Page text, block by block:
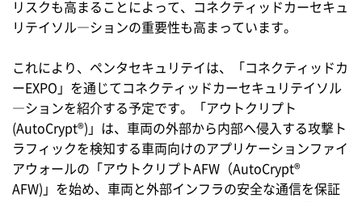
リスクも高まることによって、コネクティッドカーセキュ
リテイソル―ションの重要性も高まっています。
これにより、ペンタセキュリテイは、「コネクティッドカ
ーEXPO」を通じてコネクティッドカーセキュリテイソル
―ションを紹介する予定です。「アウトクリプト
(AutoCrypt®)」は、車両の外部から内部へ侵入する攻撃ト
ラフィックを検知する車両向けのアプリケーションファイ
アウォールの「アウトクリプトAFW（AutoCrypt®
AFW)」を始め、車両と外部インフラの安全な通信を保証